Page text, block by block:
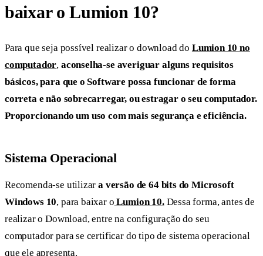
baixar o Lumion 10?
Para que seja possível realizar o download do Lumion 10 no
computador, aconselha-se averiguar alguns requisitos
básicos, para que o Software possa funcionar de forma
correta e não sobrecarregar, ou estragar o seu computador.
Proporcionando um uso com mais segurança e eficiência.
Sistema Operacional
Recomenda-se utilizara versão de 64 bits do Microsoft
Windows 10, para baixar o Lumion 10.Dessa forma, antes de
realizar o Download, entre na configuração do seu
computador para se certificar do tipo de sistema operacional
que ele apresenta.